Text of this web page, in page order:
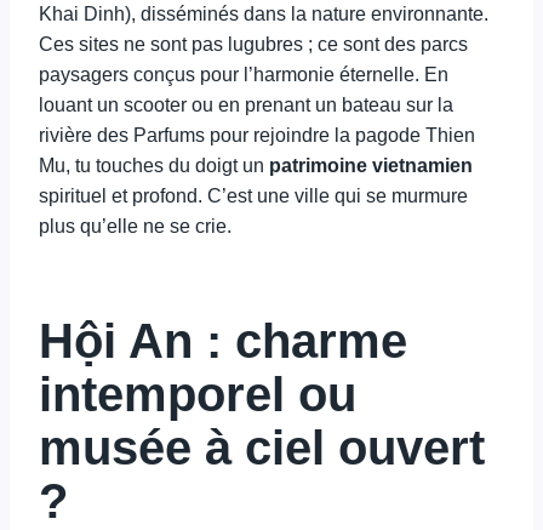
Khai Dinh), disséminés dans la nature environnante.
Ces sites ne sont pas lugubres ; ce sont des parcs
paysagers conçus pour l’harmonie éternelle. En
louant un scooter ou en prenant un bateau sur la
rivière des Parfums pour rejoindre la pagode Thien
Mu, tu touches du doigt un patrimoine vietnamien
spirituel et profond. C’est une ville qui se murmure
plus qu’elle ne se crie.
Hội An : charme
intemporel ou
musée à ciel ouvert
?